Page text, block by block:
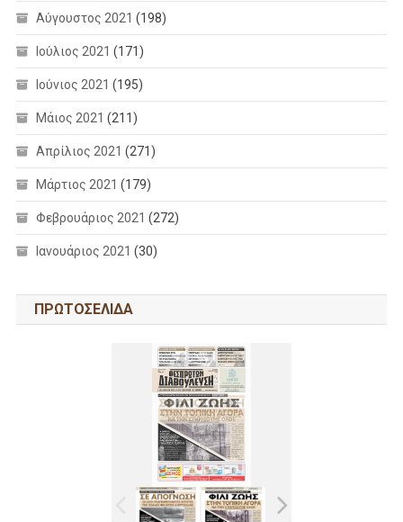
Αύγουστος 2021 (198)
Ιούλιος 2021 (171)
Ιούνιος 2021 (195)
Μάιος 2021 (211)
Απρίλιος 2021 (271)
Μάρτιος 2021 (179)
Φεβρουάριος 2021 (272)
Ιανουάριος 2021 (30)
ΠΡΩΤΟΣΕΛΙΔΑ